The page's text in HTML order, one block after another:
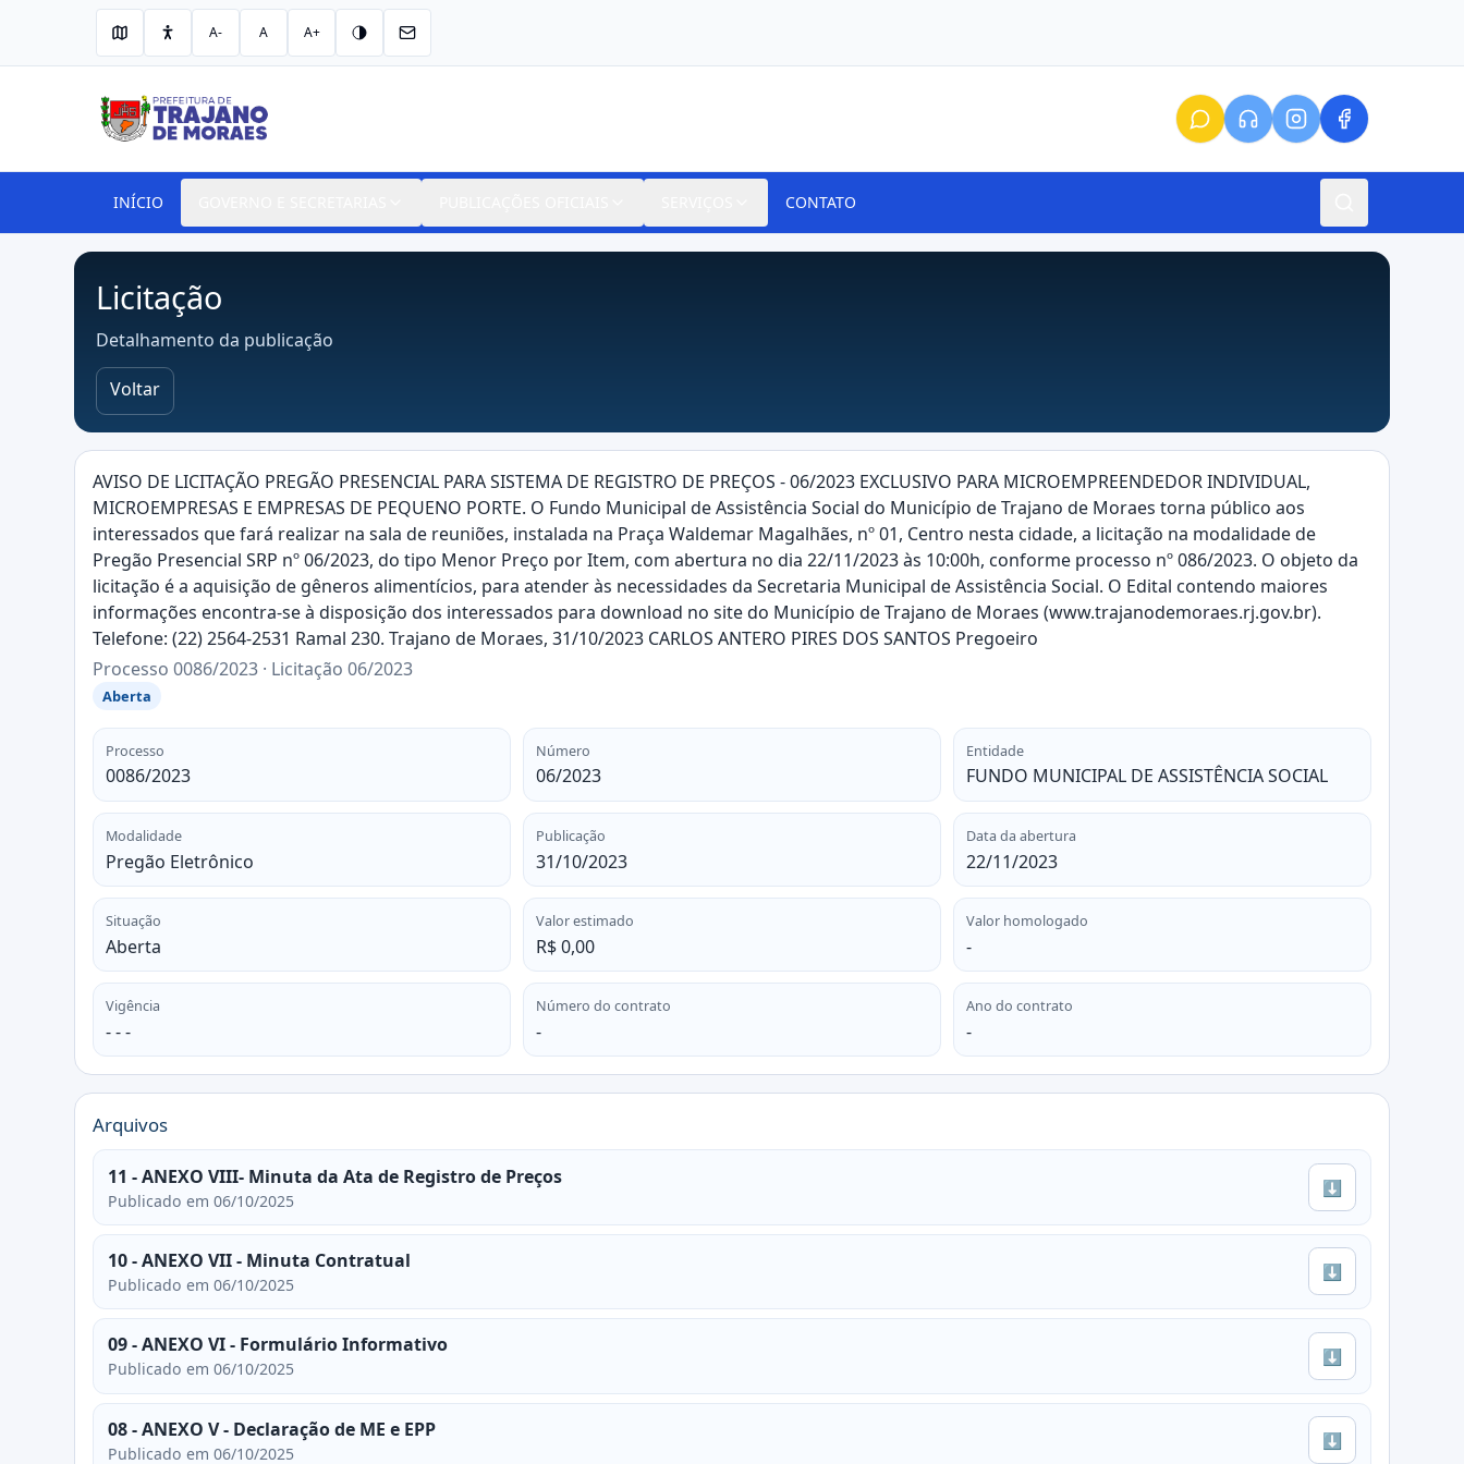
A- A A+
INÍCIO CONTATO
Licitação
Detalhamento da publicação
Voltar
AVISO DE LICITAÇÃO PREGÃO PRESENCIAL PARA SISTEMA DE REGISTRO DE PREÇOS - 06/2023 EXCLUSIVO PARA MICROEMPREENDEDOR INDIVIDUAL,
MICROEMPRESAS E EMPRESAS DE PEQUENO PORTE. O Fundo Municipal de Assistência Social do Município de Trajano de Moraes torna público aos
interessados que fará realizar na sala de reuniões, instalada na Praça Waldemar Magalhães, nº 01, Centro nesta cidade, a licitação na modalidade de
Pregão Presencial SRP nº 06/2023, do tipo Menor Preço por Item, com abertura no dia 22/11/2023 às 10:00h, conforme processo nº 086/2023. O objeto da
licitação é a aquisição de gêneros alimentícios, para atender às necessidades da Secretaria Municipal de Assistência Social. O Edital contendo maiores
informações encontra-se à disposição dos interessados para download no site do Município de Trajano de Moraes (www.trajanodemoraes.rj.gov.br).
Telefone: (22) 2564-2531 Ramal 230. Trajano de Moraes, 31/10/2023 CARLOS ANTERO PIRES DOS SANTOS Pregoeiro
Processo 0086/2023 · Licitação 06/2023
Aberta
Processo
0086/2023
Número
06/2023
Entidade
FUNDO MUNICIPAL DE ASSISTÊNCIA SOCIAL
Modalidade
Pregão Eletrônico
Publicação
31/10/2023
Data da abertura
22/11/2023
Situação
Aberta
Valor estimado
R$ 0,00
Valor homologado
-
Vigência
- - -
Número do contrato
-
Ano do contrato
-
Arquivos
11 - ANEXO VIII- Minuta da Ata de Registro de Preços
Publicado em 06/10/2025
⬇
10 - ANEXO VII - Minuta Contratual
Publicado em 06/10/2025
⬇
09 - ANEXO VI - Formulário Informativo
Publicado em 06/10/2025
⬇
08 - ANEXO V - Declaração de ME e EPP
Publicado em 06/10/2025
⬇